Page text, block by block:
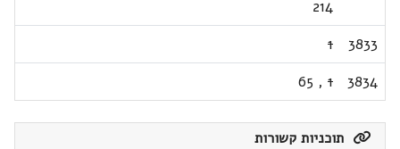
214
3833
1
3834
1
,
65
תוכניות קשורות